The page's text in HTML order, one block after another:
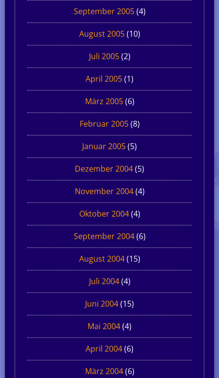
September 2005(4)
August 2005(10)
Juli 2005(2)
April 2005(1)
März 2005(6)
Februar 2005(8)
Januar 2005(5)
Dezember 2004(5)
November 2004(4)
Oktober 2004(4)
September 2004(6)
August 2004(15)
Juli 2004(4)
Juni 2004(15)
Mai 2004(4)
April 2004(6)
März 2004(6)